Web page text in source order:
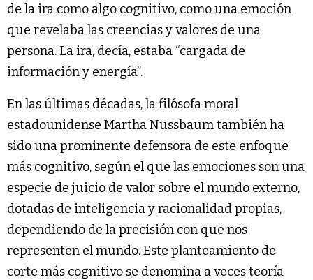
de la ira como algo cognitivo, como una emoción
que revelaba las creencias y valores de una
persona. La ira, decía, estaba “cargada de
información y energía”.
En las últimas décadas, la filósofa moral
estadounidense Martha Nussbaum también ha
sido una prominente defensora de este enfoque
más cognitivo, según el que las emociones son una
especie de juicio de valor sobre el mundo externo,
dotadas de inteligencia y racionalidad propias,
dependiendo de la precisión con que nos
representen el mundo. Este planteamiento de
corte más cognitivo se denomina a veces teoría